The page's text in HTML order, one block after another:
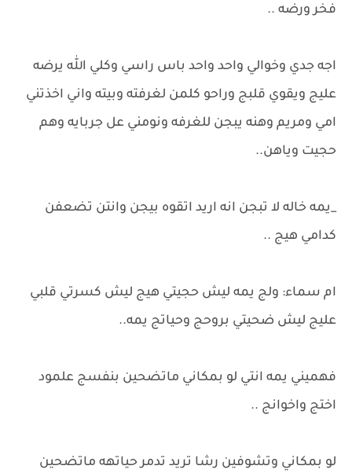
فخر ورضه ..
اجه جدي وخوالي واحد واحد باس راسي وكلي الله يرضه
عليج ويقوي قلبج وراحو كلمن لغرفته وبيته واني اخذتني
امي ومريم وهنه يبجن للغرفه ونومني عل جربايه وهم
حجيت وياهن..
_يمه خاله لا تبجن انه اريد اتقوه بيجن وانتن تضعفن
كدامي هيج ..
ام سماء: ولج يمه ليش حجيتي هيج ليش كسرتي قلبي
عليج ليش ضحيتي بروحج وحياتج يمه..
فهميني يمه انتي لو بمكاني ماتضحين بنفسج علمود
اختج واخوانج ..
لو بمكاني وتشوفين رشا تريد تدمر حياتهه ماتضحين